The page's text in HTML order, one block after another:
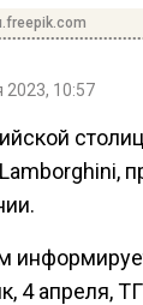
2023, 10:57
4 апреля,